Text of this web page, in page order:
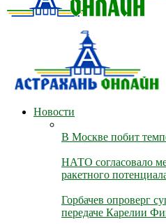
Новости
В Москве побит
НАТО согласовало
ракетного
Горбачев опроверг
передаче Карелии